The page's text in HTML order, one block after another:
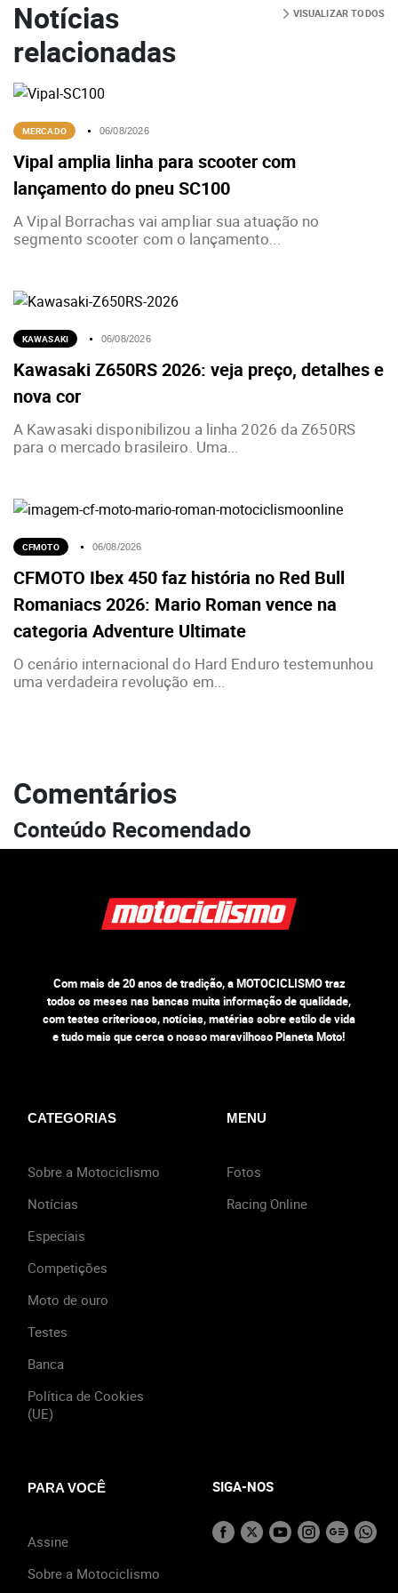
Notícias
relacionadas
VISUALIZAR TODOS
MERCADO 06/08/2026
Vipal amplia linha para scooter com
lançamento do pneu SC100
A Vipal Borrachas vai ampliar sua atuação no
segmento scooter com o lançamento...
KAWASAKI 06/08/2026
Kawasaki Z650RS 2026: veja preço, detalhes e
nova cor
A Kawasaki disponibilizou a linha 2026 da Z650RS
para o mercado brasileiro. Uma...
CFMOTO 06/08/2026
CFMOTO Ibex 450 faz história no Red Bull
Romaniacs 2026: Mario Roman vence na
categoria Adventure Ultimate
O cenário internacional do Hard Enduro testemunhou
uma verdadeira revolução em...
Comentários
Conteúdo Recomendado
Com mais de 20 anos de tradição, a MOTOCICLISMO traz
todos os meses nas bancas muita informação de qualidade,
com testes criteriosos, notícias, matérias sobre estilo de vida
e tudo mais que cerca o nosso maravilhoso Planeta Moto!
CATEGORIAS
Sobre a Motociclismo
Notícias
Especiais
Competições
Moto de ouro
Testes
Banca
Política de Cookies
(UE)
MENU
Fotos
Racing Online
PARA VOCÊ
Assine
Sobre a Motociclismo
SIGA-NOS